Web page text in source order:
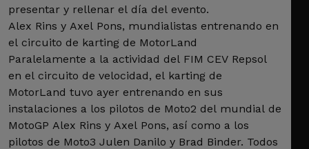
presentar y rellenar el día del evento.
Alex Rins y Axel Pons, mundialistas entrenando en
el circuito de karting de MotorLand
Paralelamente a la actividad del FIM CEV Repsol
en el circuito de velocidad, el karting de
MotorLand tuvo ayer entrenando en sus
instalaciones a los pilotos de Moto2 del mundial de
MotoGP Alex Rins y Axel Pons, así como a los
pilotos de Moto3 Julen Danilo y Brad Binder. Todos